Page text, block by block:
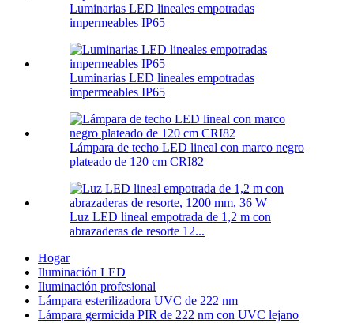
Luminarias LED lineales empotradas
impermeables IP65
Luminarias LED lineales empotradas
impermeables IP65
Lámpara de techo LED lineal con marco negro
plateado de 120 cm CRI82
Luz LED lineal empotrada de 1,2 m con
abrazaderas de resorte 12...
Hogar
Iluminación LED
Iluminación profesional
Lámpara esterilizadora UVC de 222 nm
Lámpara germicida PIR de 222 nm con UVC lejano